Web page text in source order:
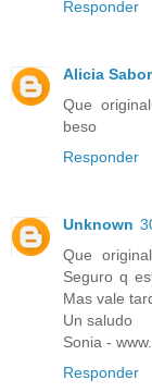
Responder
Alicia
Que
beso
Responder
Unknown
Que
Seguro q
Mas vale
Un saludo
Sonia -
Responder